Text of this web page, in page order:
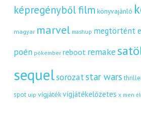
képregényből film könyvajánló
magyar marvel mashup megtörtént
poén pókember reboot remake
sequelsorozatstar wars
spot uip vígjátékvígjátékelőzetes x men